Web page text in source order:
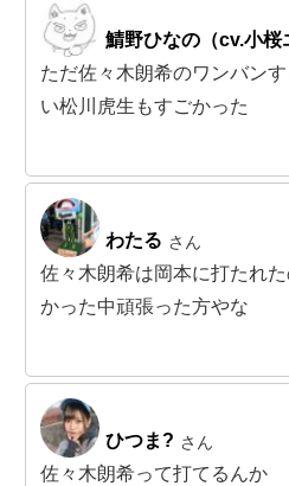
鯖野ひなの（cv.小桜
ただ佐々木朗希のワンバン
い松川虎生もすごかった
わたる さん
佐々木朗希は岡本に打たれ
かった中頑張った方やな
ひつま? さん
佐々木朗希って打てるんか